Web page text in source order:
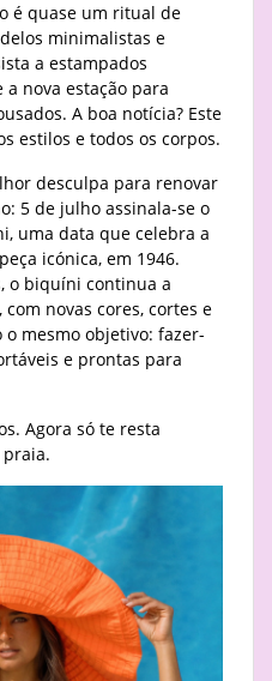
é quase um ritual de
minimalistas e
a estampados
nova estação para
A boa notícia? Este
estilos e todos os corpos.
desculpa para renovar
5 de julho assinala-se o
uma data que celebra a
icónica, em 1946.
o biquíni continua a
novas cores, cortes e
mesmo objetivo: fazer-
e prontas para
Agora só te resta